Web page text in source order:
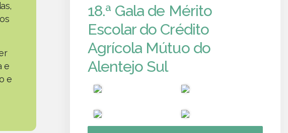
e
e
18.ª Gala de Mérito
Escolar do Crédito
Agrícola Mútuo do
Alentejo Sul